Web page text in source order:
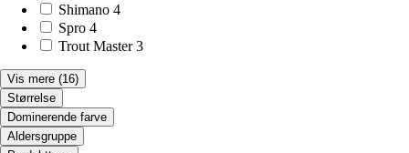
Shimano 4
Spro 4
Trout Master 3
Vis mere (16)
Størrelse
Dominerende farve
Aldersgruppe